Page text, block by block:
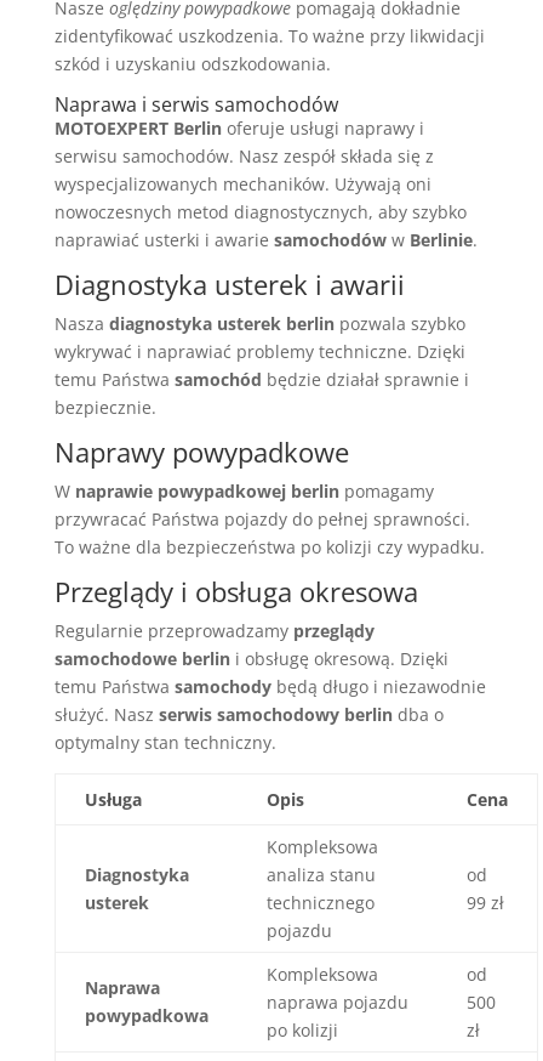
Nasze oględziny powypadkowepomagają dokładnie
zidentyfikować uszkodzenia. To ważne przy likwidacji
szkód i uzyskaniu odszkodowania.
Naprawa i serwis samochodów
MOTOEXPERT Berlinoferuje usługi naprawy i
serwisu samochodów. Nasz zespół składa się z
wyspecjalizowanych mechaników. Używają oni
nowoczesnych metod diagnostycznych, aby szybko
naprawiać usterki i awarie samochodóww Berlinie.
Diagnostyka usterek i awarii
Nasza diagnostyka usterek berlinpozwala szybko
wykrywać i naprawiać problemy techniczne. Dzięki
temu Państwa samochód będzie działał sprawnie i
bezpiecznie.
Naprawy powypadkowe
W naprawie powypadkowej berlinpomagamy
przywracać Państwa pojazdy do pełnej sprawności.
To ważne dla bezpieczeństwa po kolizji czy wypadku.
Przeglądy i obsługa okresowa
Regularnie przeprowadzamy przeglądy
samochodowe berlini obsługę okresową. Dzięki
temu Państwa samochodybędą długo i niezawodnie
służyć. Nasz serwis samochodowy berlindba o
optymalny stan techniczny.
Usługa Opis Cena
Diagnostyka
usterek
Kompleksowa
analiza stanu
technicznego
pojazdu
od
99 zł
Naprawa
powypadkowa
Kompleksowa
naprawa pojazdu
po kolizji
od
500
zł